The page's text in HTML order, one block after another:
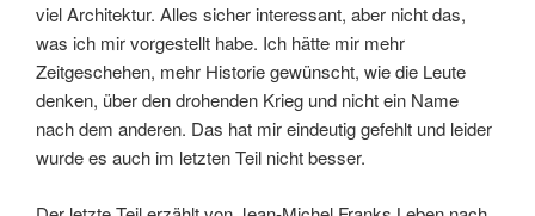
viel Architektur. Alles sicher interessant, aber nicht das,
was ich mir vorgestellt habe. Ich hätte mir mehr
Zeitgeschehen, mehr Historie gewünscht, wie die Leute
denken, über den drohenden Krieg und nicht ein Name
nach dem anderen. Das hat mir eindeutig gefehlt und leider
wurde es auch im letzten Teil nicht besser.